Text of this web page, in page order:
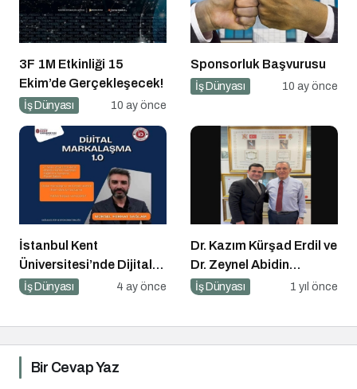
3F 1M Etkinliği 15
Ekim’de Gerçekleşecek!
İş Dünyası 10 ay önce
Sponsorluk Başvurusu
İş Dünyası 10 ay önce
İstanbul Kent
Üniversitesi’nde Dijital
Markalaşma 1.0
İş Dünyası 4 ay önce
Dr. Kazım Kürşad Erdil ve
Dr. Zeynel Abidin
Erdem’den İş Dünyası
İş Dünyası 1 yıl önce
Bir Cevap Yaz